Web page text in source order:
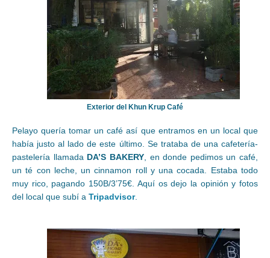
Exterior del Khun Krup Café
Pelayo quería tomar un café así que entramos en un local que
había justo al lado de este último. Se trataba de una cafetería-
pastelería llamada DA’S BAKERY, en donde pedimos un café,
un té con leche, un cinnamon roll y una cocada. Estaba todo
muy rico, pagando 150B/3’75€. Aquí os dejo la opinión y fotos
del local que subí a Tripadvisor.